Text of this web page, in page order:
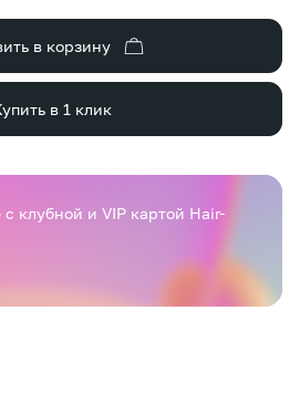
в корзину
в 1 клик
клубной и VIP картой Hair-